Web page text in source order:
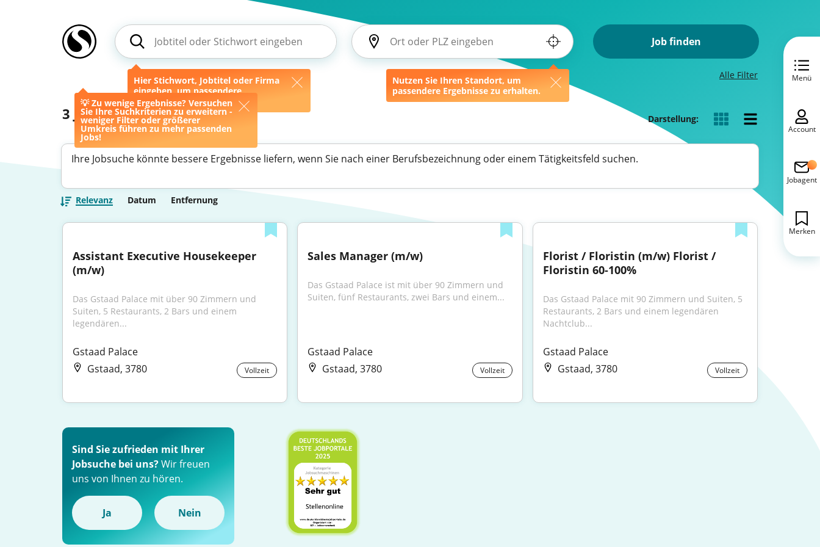
Hier Stichwort, Jobtitel oder Firma
eingeben, um passendere
Ergebnisse zu erhalten.
Nutzen Sie Ihren Standort, um
passendere Ergebnisse zu erhalten.
Job finden
💡 Zu wenige Ergebnisse? Versuchen
Sie Ihre Suchkriterien zu erweitern -
weniger Filter oder größerer
Umkreis führen zu mehr passenden
Jobs!
Alle Filter
3 Jobs Darstellung:
Ihre Jobsuche könnte bessere Ergebnisse liefern, wenn Sie nach einer Berufsbezeichnung oder einem Tätigkeitsfeld suchen.
Relevanz Datum Entfernung
Assistant Executive Housekeeper
(m/w)
Das Gstaad Palace mit über 90 Zimmern und
Suiten, 5 Restaurants, 2 Bars und einem
legendären...
Gstaad Palace
Gstaad, 3780
Vollzeit
Sales Manager (m/w)
Das Gstaad Palace ist mit über 90 Zimmern und
Suiten, fünf Restaurants, zwei Bars und einem...
Gstaad Palace
Gstaad, 3780
Vollzeit
Florist / Floristin (m/w) Florist /
Floristin 60-100%
Das Gstaad Palace mit 90 Zimmern und Suiten, 5
Restaurants, 2 Bars und einem legendären
Nachtclub...
Gstaad Palace
Gstaad, 3780
Vollzeit
Menü
Account
Jobagent
Merken
Sind Sie zufrieden mit Ihrer
Jobsuche bei uns?Wir freuen
uns von Ihnen zu hören.
Ja Nein